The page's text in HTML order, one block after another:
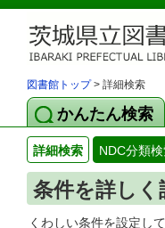
図書館トップ> 詳細検索
かんたん検索
詳細検索 NDC分類
条件を詳し
くわしい条件を設定し